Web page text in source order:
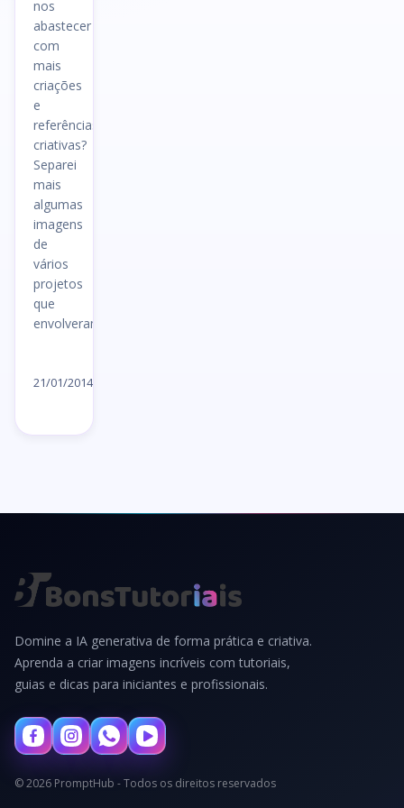
nos
abastecer
com
mais
criações
e
referências
criativas?
Separei
mais
algumas
imagens
de
vários
projetos
que
envolveram…
21/01/2014
Domine a IA generativa de forma prática e criativa.
Aprenda a criar imagens incríveis com tutoriais,
guias e dicas para iniciantes e profissionais.
© 2026 PromptHub - Todos os direitos reservados